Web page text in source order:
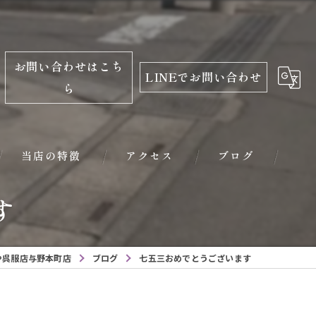
お問い合わせはこち
ら
LINEでお問い合わせ
当店の特徴
学生服
アクセス ブログ
服店与野本町店 ブログ 七五三おめでとうございます